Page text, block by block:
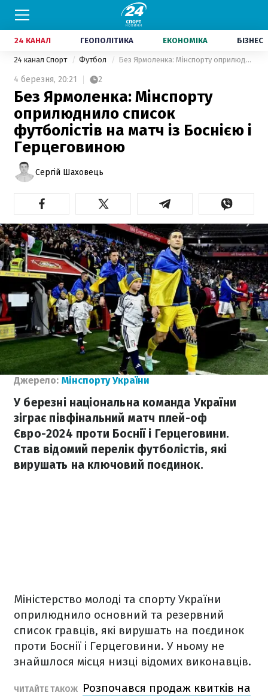
24 КАНАЛ ГЕОПОЛІТИКА ЕКОНОМІКА БІЗНЕС
24 канал Спорт Футбол Без Ярмоленка: Мінспорту оприлюднило список футболістів на матч із Боснією і Герцеговиною
4 березня, 20:21 2
Без Ярмоленка: Мінспорту
оприлюднило список
футболістів на матч із Боснією і
Герцеговиною
Сергій Шаховець
Джерело: Мінспорту України
У березні національна команда України
зіграє півфінальний матч плей-оф
Євро-2024 проти Боснії і Герцеговини.
Став відомий перелік футболістів, які
вирушать на ключовий поєдинок.
Міністерство молоді та спорту України
оприлюднило основний та резервний
список гравців, які вирушать на поєдинок
проти Боснії і Герцеговини. У ньому не
знайшлося місця низці відомих виконавців.
ЧИТАЙТЕ ТАКОЖ
Розпочався продаж квитків на